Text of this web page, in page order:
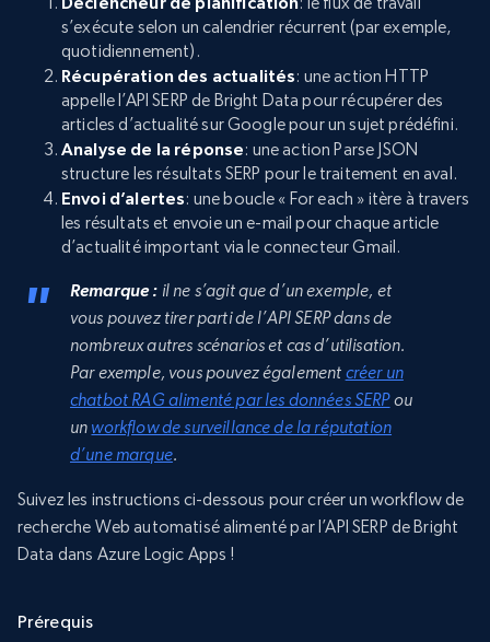
s’exécute selon un calendrier récurrent (par exemple,
quotidiennement).
Récupération des actualités: une action HTTP
appelle l’API SERP de Bright Data pour récupérer des
articles d’actualité sur Google pour un sujet prédéfini.
Analyse de la réponse: une action Parse JSON
structure les résultats SERP pour le traitement en aval.
Envoi d’alertes: une boucle « For each » itère à travers
les résultats et envoie un e-mail pour chaque article
d’actualité important via le connecteur Gmail.
Remarque : il ne s’agit que d’un exemple, et
vous pouvez tirer parti de l’API SERP dans de
nombreux autres scénarios et cas d’utilisation.
Par exemple, vous pouvez également créer un
chatbot RAG alimenté par les données SERPou
un workflow de surveillance de la réputation
d’une marque.
Suivez les instructions ci-dessous pour créer un workflow de
recherche Web automatisé alimenté par l’API SERP de Bright
Data dans Azure Logic Apps !
Prérequis